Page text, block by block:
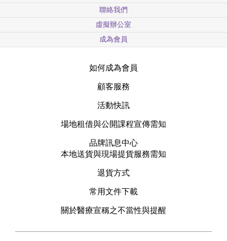
聯絡我們
虛擬辦公室
成為會員
如何成為會員
顧客服務
活動快訊
場地租借與公開課程宣傳需知
品牌訊息中心
本地送貨與現場提貨服務需知
退貨方式
常用文件下載
關於醫療宣稱之不當性與提醒